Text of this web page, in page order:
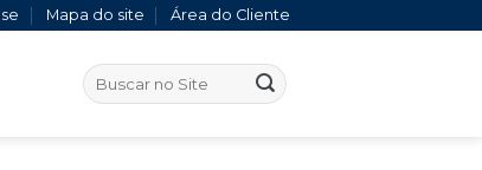
Mapa do site Área do Cliente